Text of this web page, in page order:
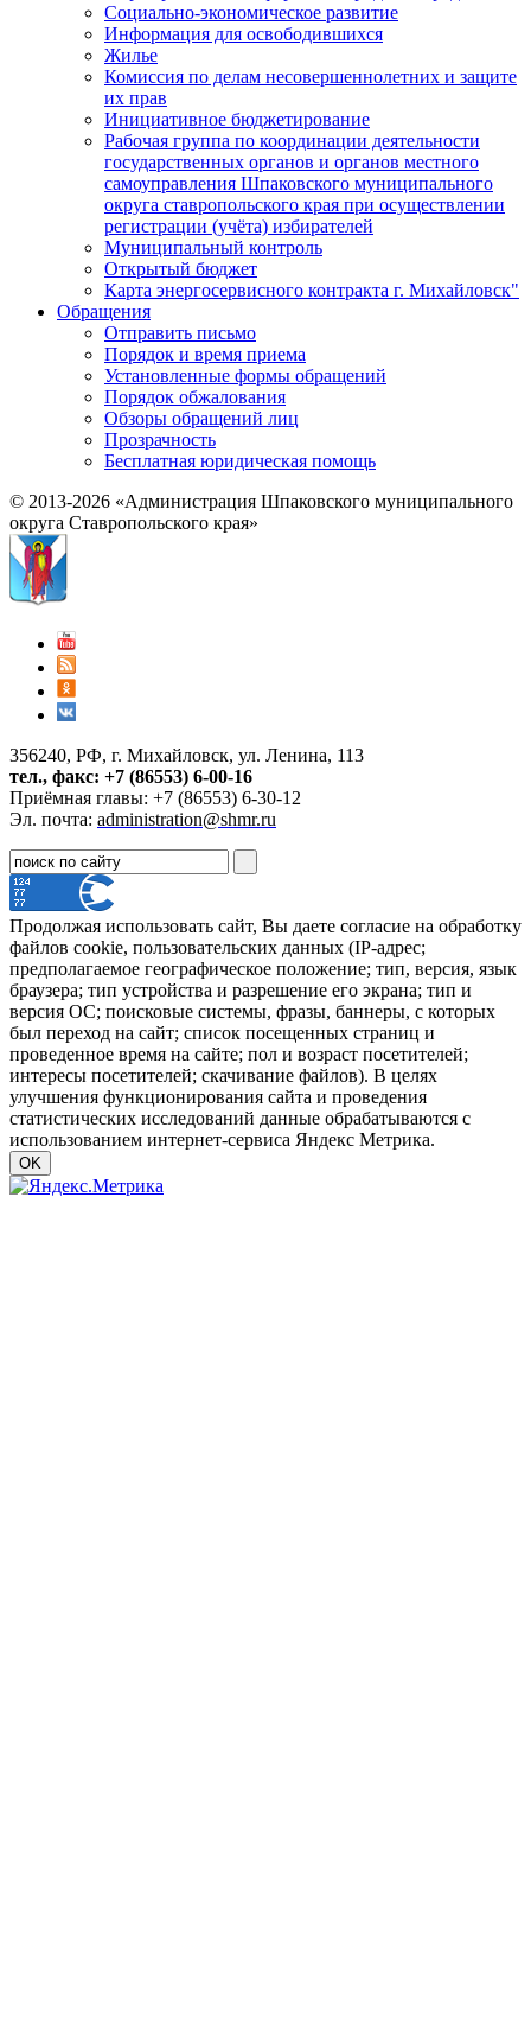
Социально-экономическое развитие
Информация для освободившихся
Жилье
Комиссия по делам несовершеннолетних и защите
их прав
Инициативное бюджетирование
Рабочая группа по координации деятельности
государственных органов и органов местного
самоуправления Шпаковского муниципального
округа ставропольского края при осуществлении
регистрации (учёта) избирателей
Муниципальный контроль
Открытый бюджет
Карта энергосервисного контракта г. Михайловск"
Обращения
Отправить письмо
Порядок и время приема
Установленные формы обращений
Порядок обжалования
Обзоры обращений лиц
Прозрачность
Бесплатная юридическая помощь
© 2013-2026 «Администрация Шпаковского муниципального
округа Ставропольского края»
356240, РФ, г. Михайловск, ул. Ленина, 113
тел., факс: +7 (86553) 6-00-16
Приёмная главы: +7 (86553) 6-30-12
Эл. почта: administration@shmr.ru
Продолжая использовать сайт, Вы даете согласие на обработку
файлов cookie, пользовательских данных (IP-адрес;
предполагаемое географическое положение; тип, версия, язык
браузера; тип устройства и разрешение его экрана; тип и
версия ОС; поисковые системы, фразы, баннеры, с которых
был переход на сайт; список посещенных страниц и
проведенное время на сайте; пол и возраст посетителей;
интересы посетителей; скачивание файлов). В целях
улучшения функционирования сайта и проведения
статистических исследований данные обрабатываются с
использованием интернет-сервиса Яндекс Метрика.
OK